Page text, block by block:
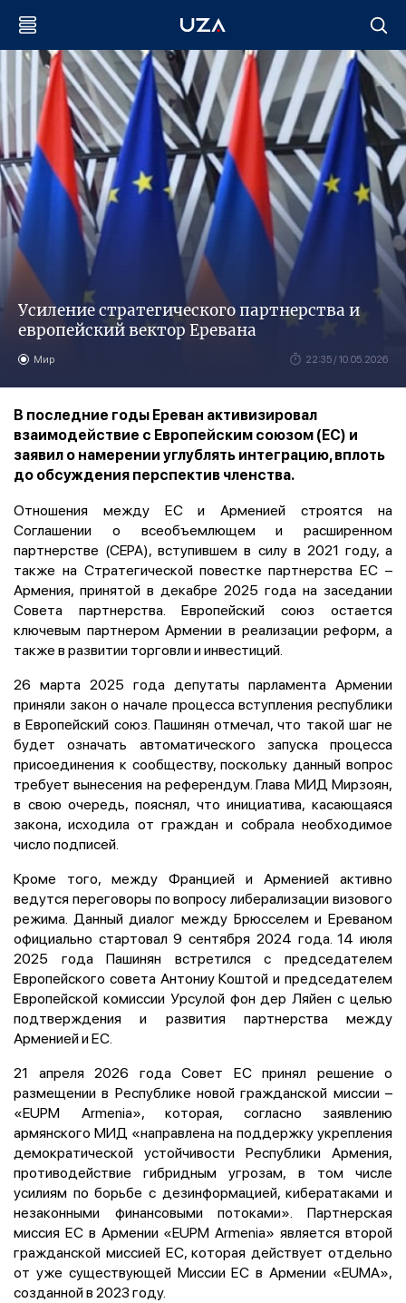
Усиление стратегического партнерства и
европейский вектор Еревана
Мир 22:35 / 10.05.2026
В последние годы Ереван активизировал
взаимодействие с Европейским союзом (ЕС) и
заявил о намерении углублять интеграцию, вплоть
до обсуждения перспектив членства.
Отношения между ЕС и Арменией строятся на
Соглашении о всеобъемлющем и расширенном
партнерстве (CEPA), вступившем в силу в 2021 году, а
также на Стратегической повестке партнерства ЕС –
Армения, принятой в декабре 2025 года на заседании
Совета партнерства. Европейский союз остается
ключевым партнером Армении в реализации реформ, а
также в развитии торговли и инвестиций.
26 марта 2025 года депутаты парламента Армении
приняли закон о начале процесса вступления республики
в Европейский союз. Пашинян отмечал, что такой шаг не
будет означать автоматического запуска процесса
присоединения к сообществу, поскольку данный вопрос
требует вынесения на референдум. Глава МИД Мирзоян,
в свою очередь, пояснял, что инициатива, касающаяся
закона, исходила от граждан и собрала необходимое
число подписей.
Кроме того, между Францией и Арменией активно
ведутся переговоры по вопросу либерализации визового
режима. Данный диалог между Брюсселем и Ереваном
официально стартовал 9 сентября 2024 года. 14 июля
2025 года Пашинян встретился с председателем
Европейского совета Антониу Коштой и председателем
Европейской комиссии Урсулой фон дер Ляйен с целью
подтверждения и развития партнерства между
Арменией и ЕС.
21 апреля 2026 года Совет ЕС принял решение о
размещении в Республике новой гражданской миссии –
«EUPM Armenia», которая, согласно заявлению
армянского МИД «направлена на поддержку укрепления
демократической устойчивости Республики Армения,
противодействие гибридным угрозам, в том числе
усилиям по борьбе с дезинформацией, кибератаками и
незаконными финансовыми потоками». Партнерская
миссия ЕС в Армении «EUPM Armenia» является второй
гражданской миссией ЕС, которая действует отдельно
от уже существующей Миссии ЕС в Армении «EUMA»,
созданной в 2023 году.